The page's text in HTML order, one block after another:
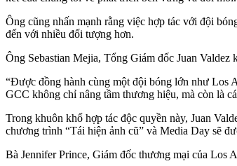
Ông cũng nhấn mạnh rằng việc hợp tác với đội
đến với nhiều đối tượng hơn.
Ông Sebastian Mejia, Tổng Giám đốc Juan
“Được đồng hành cùng một đội bóng lớn như Los
GCC không chỉ nâng tầm thương hiệu, mà còn là
Trong khuôn khổ hợp tác độc quyền này, Juan
chương trình “Tái hiện ảnh cũ” và Media Day sẽ
Bà Jennifer Prince, Giám đốc thương mại của Los